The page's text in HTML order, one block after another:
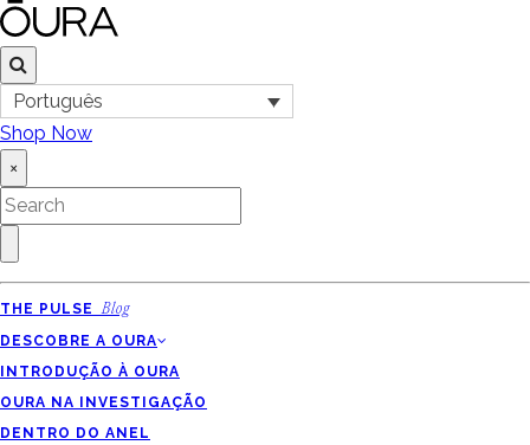
Português
Shop Now
×
THE PULSE Blog
DESCOBRE A OURA
INTRODUÇÃO À OURA
OURA NA INVESTIGAÇÃO
DENTRO DO ANEL